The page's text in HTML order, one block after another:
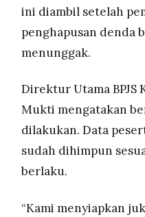
PT.
RESOLUSI
PRAMUDITA
©
-
PT.
RESOLUSI
administrasi peserta.
Tunggakan iuran
mencapai Rp26
menunggu arahan
ini diambil setelah
penghapusan denda
menunggak.
Direktur Utama BPJS
Mukti mengatakan
dilakukan. Data
sudah dihimpun
berlaku.
“Kami menyiapkan